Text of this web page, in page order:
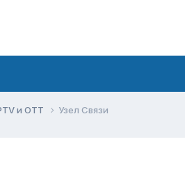
и OTT Узел Связи